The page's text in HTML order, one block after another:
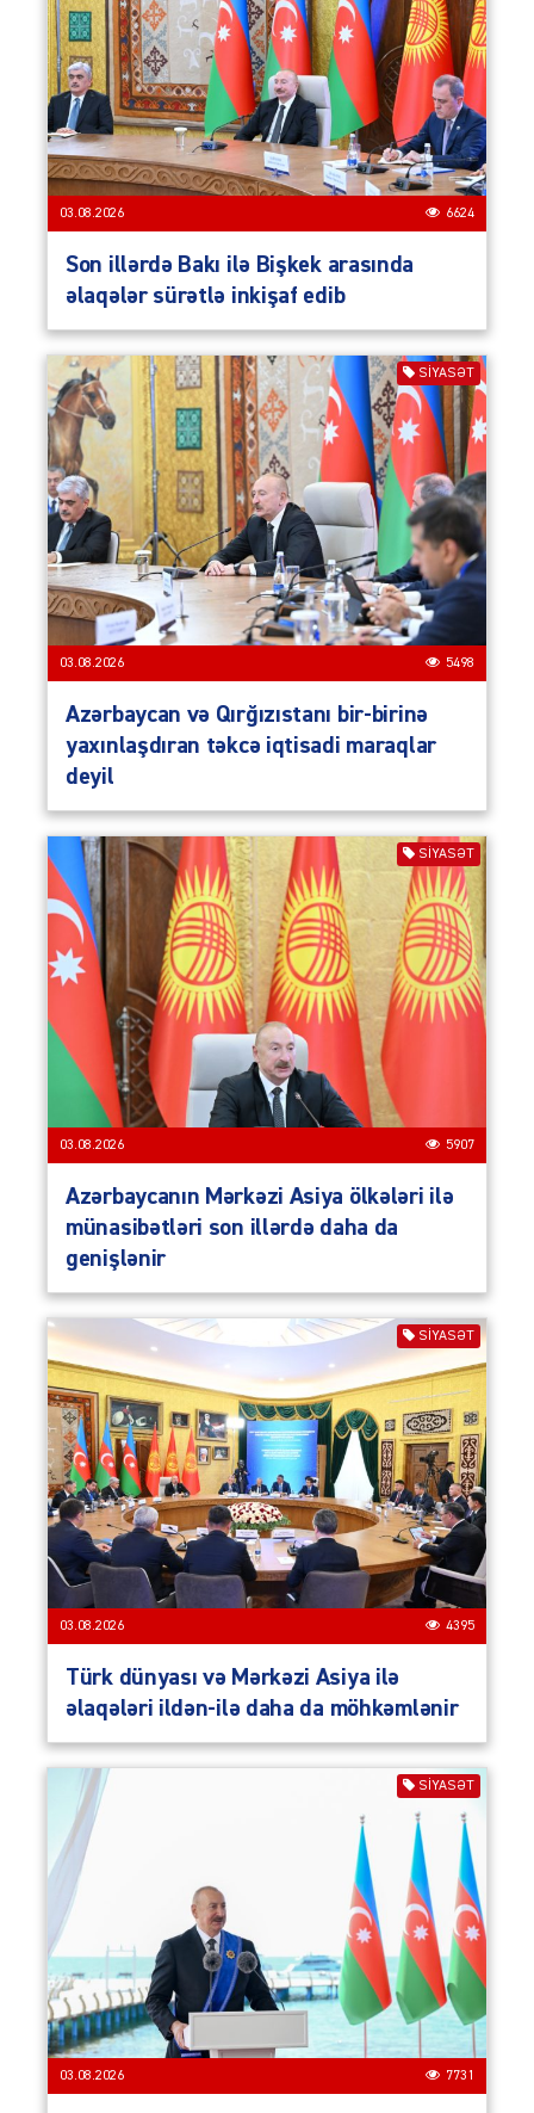
03.08.2026 6624
Son illərdə Bakı ilə Bişkek arasında
əlaqələr sürətlə inkişaf edib
SIYASƏT
03.08.2026 5498
Azərbaycan və Qırğızıstanı bir-birinə
yaxınlaşdıran təkcə iqtisadi maraqlar
deyil
SIYASƏT
03.08.2026 5907
Azərbaycanın Mərkəzi Asiya ölkələri ilə
münasibətləri son illərdə daha da
genişlənir
SIYASƏT
03.08.2026 4395
Türk dünyası və Mərkəzi Asiya ilə
əlaqələri ildən-ilə daha da möhkəmlənir
SIYASƏT
03.08.2026 7731